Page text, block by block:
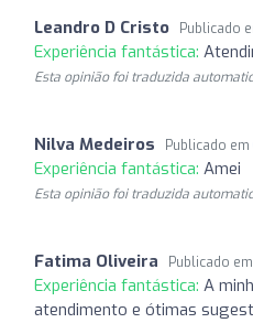
Leandro D Cristo Publicado
Experiência fantástica:
Esta opinião foi traduzida
Nilva Medeiros Publicado em
Experiência fantástica: Amei
Esta opinião foi traduzida
Fatima Oliveira Publicado em
Experiência fantástica: A
atendimento e ótimas